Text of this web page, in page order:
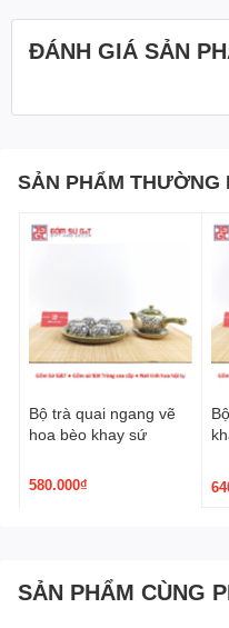
ĐÁNH GIÁ SẢN
SẢN PHẨM THƯỜNG
Bộ trà quai ngang vẽ
hoa bèo khay sứ
580.000₫
SẢN PHẨM CÙNG